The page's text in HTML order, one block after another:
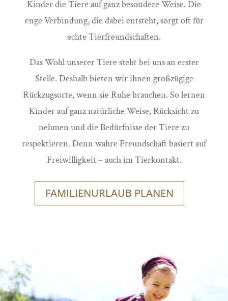
Kinder die Tiere auf ganz besondere Weise. Die
enge Verbindung, die dabei entsteht, sorgt oft für
echte Tierfreundschaften.
Das Wohl unserer Tiere steht bei uns an erster
Stelle. Deshalb bieten wir ihnen großzügige
Rückzugsorte, wenn sie Ruhe brauchen. So lernen
Kinder auf ganz natürliche Weise, Rücksicht zu
nehmen und die Bedürfnisse der Tiere zu
respektieren. Denn wahre Freundschaft basiert auf
Freiwilligkeit – auch im Tierkontakt.
FAMILIENURLAUB PLANEN